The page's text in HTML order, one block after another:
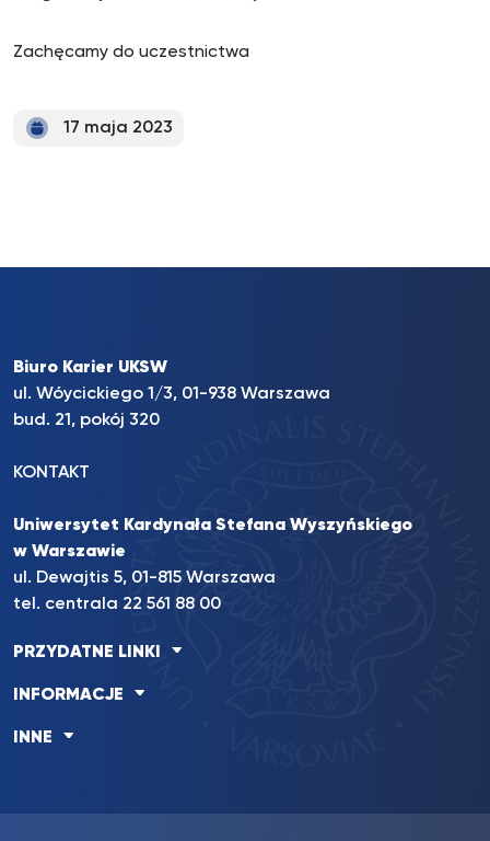
Zachęcamy do uczestnictwa
17 maja 2023
Biuro Karier UKSW
ul. Wóycickiego 1/3, 01-938 Warszawa
bud. 21, pokój 320
KONTAKT
Uniwersytet Kardynała Stefana Wyszyńskiego
w Warszawie
ul. Dewajtis 5, 01-815 Warszawa
tel. centrala 22 561 88 00
PRZYDATNE LINKI
INFORMACJE
INNE